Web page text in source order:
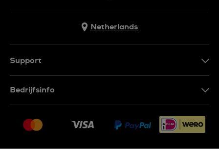
Netherlands
Support
Retouren
Verkoopvoorwaarden
Bedrijfsinfo
Vacatures